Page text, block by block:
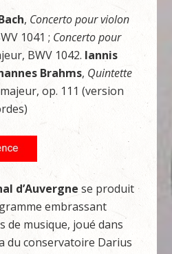
, Concerto pour violon
1041 ; Concerto pour
BWV 1042. Iannis
Brahms, Quintette
op. 111 (version
d’Auvergne se produit
embrassant
de musique, joué dans
du conservatoire Darius